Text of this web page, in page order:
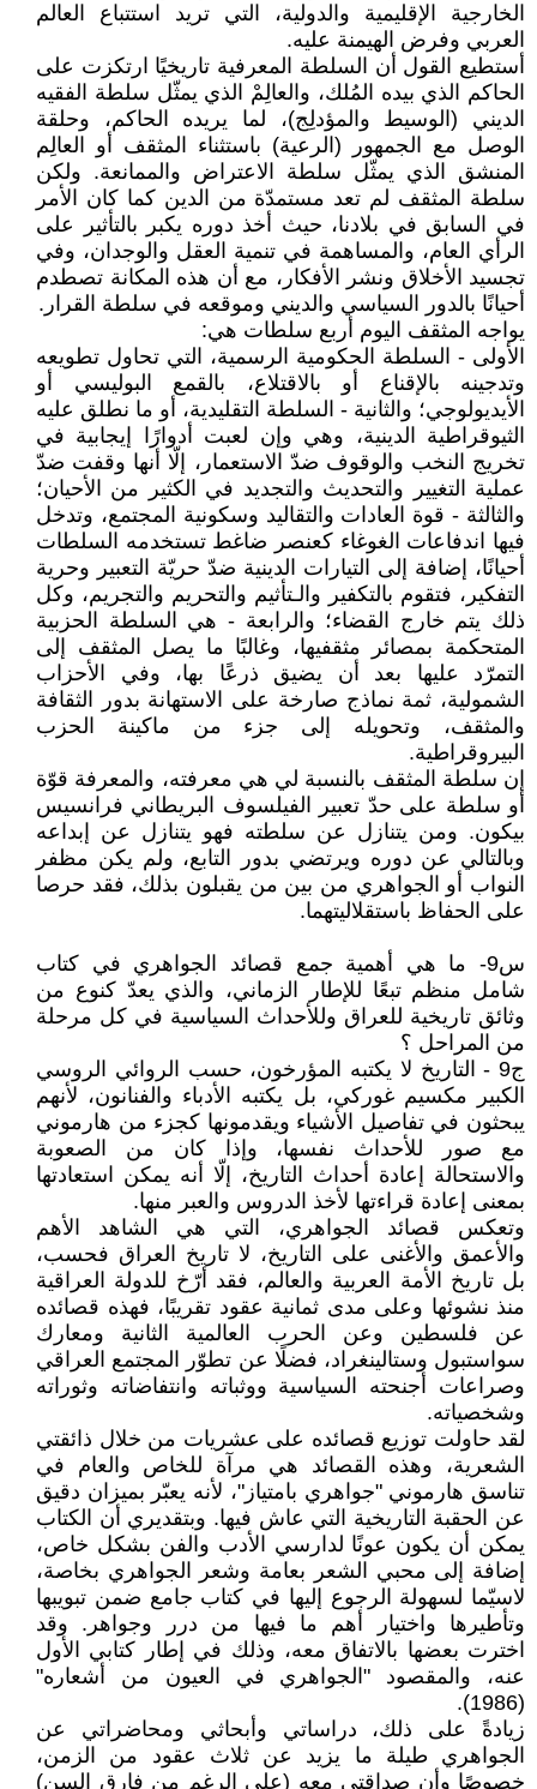
الخارجية الإقليمية والدولية، التي تريد استتباع العالم
العربي وفرض الهيمنة عليه.
أستطيع القول أن السلطة المعرفية تاريخيًا ارتكزت على
الحاكم الذي بيده المُلك، والعالِمْ الذي يمثّل سلطة الفقيه
الديني (الوسيط والمؤدلِج)، لما يريده الحاكم، وحلقة
الوصل مع الجمهور (الرعية) باستثناء المثقف أو العالِم
المنشق الذي يمثّل سلطة الاعتراض والممانعة. ولكن
سلطة المثقف لم تعد مستمدّة من الدين كما كان الأمر
في السابق في بلادنا، حيث أخذ دوره يكبر بالتأثير على
الرأي العام، والمساهمة في تنمية العقل والوجدان، وفي
تجسيد الأخلاق ونشر الأفكار، مع أن هذه المكانة تصطدم
أحيانًا بالدور السياسي والديني وموقعه في سلطة القرار.
يواجه المثقف اليوم أربع سلطات هي:
الأولى - السلطة الحكومية الرسمية، التي تحاول تطويعه
وتدجينه بالإقناع أو بالاقتلاع، بالقمع البوليسي أو
الأيديولوجي؛ والثانية - السلطة التقليدية، أو ما نطلق عليه
الثيوقراطية الدينية، وهي وإن لعبت أدوارًا إيجابية في
تخريج النخب والوقوف ضدّ الاستعمار، إلّا أنها وقفت ضدّ
عملية التغيير والتحديث والتجديد في الكثير من الأحيان؛
والثالثة - قوة العادات والتقاليد وسكونية المجتمع، وتدخل
فيها اندفاعات الغوغاء كعنصر ضاغط تستخدمه السلطات
أحيانًا، إضافة إلى التيارات الدينية ضدّ حريّة التعبير وحرية
التفكير، فتقوم بالتكفير والـتأثيم والتحريم والتجريم، وكل
ذلك يتم خارج القضاء؛ والرابعة - هي السلطة الحزبية
المتحكمة بمصائر مثقفيها، وغالبًا ما يصل المثقف إلى
التمرّد عليها بعد أن يضيق ذرعًا بها، وفي الأحزاب
الشمولية، ثمة نماذج صارخة على الاستهانة بدور الثقافة
والمثقف، وتحويله إلى جزء من ماكينة الحزب
البيروقراطية.
إن سلطة المثقف بالنسبة لي هي معرفته، والمعرفة قوّة
أو سلطة على حدّ تعبير الفيلسوف البريطاني فرانسيس
بيكون. ومن يتنازل عن سلطته فهو يتنازل عن إبداعه
وبالتالي عن دوره ويرتضي بدور التابع، ولم يكن مظفر
النواب أو الجواهري من بين من يقبلون بذلك، فقد حرصا
على الحفاظ باستقلاليتهما.
س9- ما هي أهمية جمع قصائد الجواهري في كتاب
شامل منظم تبعًا للإطار الزماني، والذي يعدّ كنوع من
وثائق تاريخية للعراق وللأحداث السياسية في كل مرحلة
من المراحل ؟
ج9 - التاريخ لا يكتبه المؤرخون، حسب الروائي الروسي
الكبير مكسيم غوركي، بل يكتبه الأدباء والفنانون، لأنهم
يبحثون في تفاصيل الأشياء ويقدمونها كجزء من هارموني
مع صور للأحداث نفسها، وإذا كان من الصعوبة
والاستحالة إعادة أحداث التاريخ، إلّا أنه يمكن استعادتها
بمعنى إعادة قراءتها لأخذ الدروس والعبر منها.
وتعكس قصائد الجواهري، التي هي الشاهد الأهم
والأعمق والأغنى على التاريخ، لا تاريخ العراق فحسب،
بل تاريخ الأمة العربية والعالم، فقد أرّخ للدولة العراقية
منذ نشوئها وعلى مدى ثمانية عقود تقريبًا، فهذه قصائده
عن فلسطين وعن الحرب العالمية الثانية ومعارك
سواستبول وستالينغراد، فضلًا عن تطوّر المجتمع العراقي
وصراعات أجنحته السياسية ووثباته وانتفاضاته وثوراته
وشخصياته.
لقد حاولت توزيع قصائده على عشريات من خلال ذائقتي
الشعرية، وهذه القصائد هي مرآة للخاص والعام في
تناسق هارموني "جواهري بامتياز"، لأنه يعبّر بميزان دقيق
عن الحقبة التاريخية التي عاش فيها. وبتقديري أن الكتاب
يمكن أن يكون عونًا لدارسي الأدب والفن بشكل خاص،
إضافة إلى محبي الشعر بعامة وشعر الجواهري بخاصة،
لاسيّما لسهولة الرجوع إليها في كتاب جامع ضمن تبويبها
وتأطيرها واختيار أهم ما فيها من درر وجواهر. وقد
اخترت بعضها بالاتفاق معه، وذلك في إطار كتابي الأول
عنه، والمقصود "الجواهري في العيون من أشعاره"
(1986).
زيادةً على ذلك، دراساتي وأبحاثي ومحاضراتي عن
الجواهري طيلة ما يزيد عن ثلاث عقود من الزمن،
خصوصًا وأن صداقتي معه (على الرغم من فارق السن)